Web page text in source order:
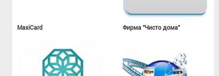
MaxiCard Фирма "Чисто дома"